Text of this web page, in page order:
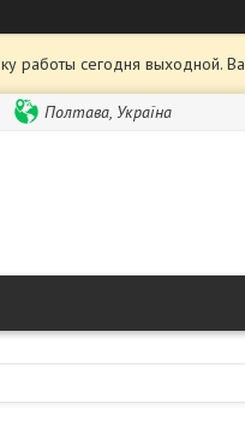
работы сегодня выходной.
Полтава, Україна